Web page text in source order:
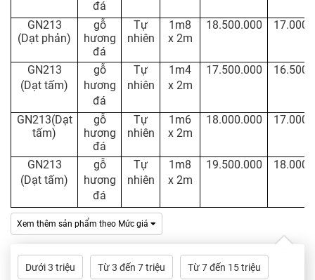
đá
GN213
(Dạt phản)
gỗ
hương
đá
Tự
nhiên
1m8
x 2m
18.500.000
GN213
(Dạt tấm)
gỗ
hương
đá
Tự
nhiên
1m4
x 2m
17.500.000
GN213(Dạt
tấm)
gỗ
hương
đá
Tự
nhiên
1m6
x 2m
18.000.000
GN213
(Dạt tấm)
gỗ
hương
đá
Tự
nhiên
1m8
x 2m
19.500.000
Xem thêm sản phẩm theo Mức giá
Dưới 3 triệu Từ 3 đến 7 triệu Từ 7 đến 15 triệu